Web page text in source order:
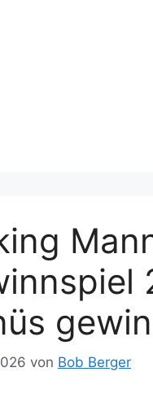
von Bob Berger